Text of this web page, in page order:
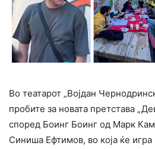
Во театарот „Војдан
пробите за новата претстава
според Боинг Боинг од Марк
Синиша Ефтимов, во која ќе